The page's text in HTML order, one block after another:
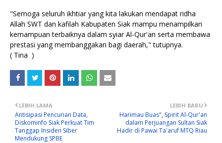
"Semoga seluruh ikhtiar yang kita lakukan mendapat ridha
Allah SWT dan kafilah Kabupaten Siak mampu menampilkan
kemampuan terbaiknya dalam syiar Al-Qur'an serta membawa
prestasi yang membanggakan bagi daerah," tutupnya.
( Tina )
LEBIH BARU
Harimau Buas", Spirit Al-Qur'an
dalam Perjuangan Sultan Siak
Hadir di Pawai Ta'aruf MTQ Riau
LEBIH LAMA
Antisipasi Pencurian Data,
Diskominfo Siak Perkuat Tim
Tanggap Insiden Siber
Mendukung SPBE